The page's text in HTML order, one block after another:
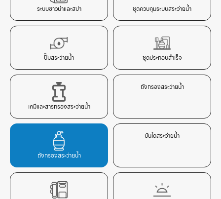
ระบบซาวน่าและสปา ชุดควบคุมระบบสระว่ายน้ำ
ปั๊มสระว่ายน้ำ ชุดประกอบสำเร็จ
เคมีและสารกรองสระว่ายน้ำ
ถังกรองสระว่ายน้ำ
ถังกรองสระว่ายน้ำ
บันไดสระว่ายน้ำ